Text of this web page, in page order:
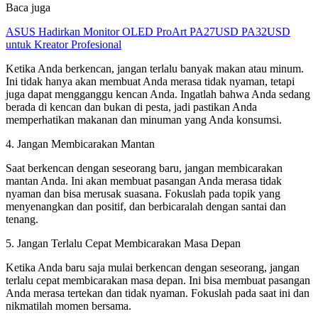
Baca juga
ASUS Hadirkan Monitor OLED ProArt PA27USD PA32USD
untuk Kreator Profesional
Ketika Anda berkencan, jangan terlalu banyak makan atau minum.
Ini tidak hanya akan membuat Anda merasa tidak nyaman, tetapi
juga dapat mengganggu kencan Anda. Ingatlah bahwa Anda sedang
berada di kencan dan bukan di pesta, jadi pastikan Anda
memperhatikan makanan dan minuman yang Anda konsumsi.
4. Jangan Membicarakan Mantan
Saat berkencan dengan seseorang baru, jangan membicarakan
mantan Anda. Ini akan membuat pasangan Anda merasa tidak
nyaman dan bisa merusak suasana. Fokuslah pada topik yang
menyenangkan dan positif, dan berbicaralah dengan santai dan
tenang.
5. Jangan Terlalu Cepat Membicarakan Masa Depan
Ketika Anda baru saja mulai berkencan dengan seseorang, jangan
terlalu cepat membicarakan masa depan. Ini bisa membuat pasangan
Anda merasa tertekan dan tidak nyaman. Fokuslah pada saat ini dan
nikmatilah momen bersama.